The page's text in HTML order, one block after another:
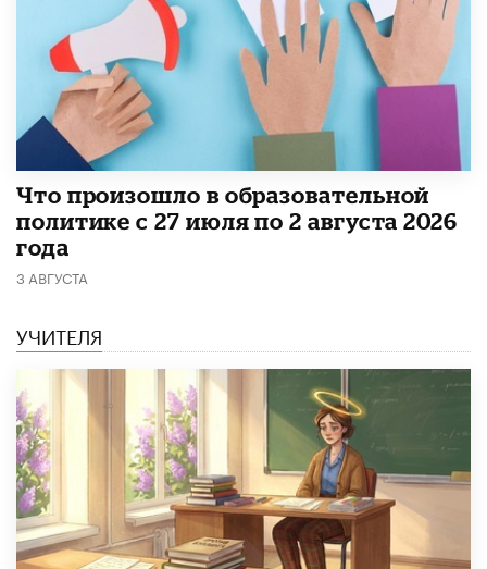
​Что произошло в образовательной
политике с 27 июля по 2 августа 2026
года
3 АВГУСТА
УЧИТЕЛЯ